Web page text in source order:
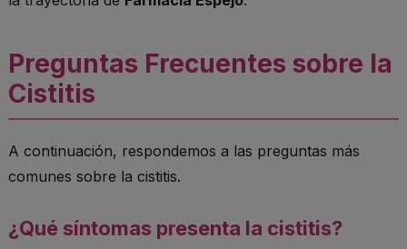
Preguntas Frecuentes sobre la
Cistitis
A continuación, respondemos a las preguntas más
comunes sobre la cistitis.
¿Qué síntomas presenta la cistitis?